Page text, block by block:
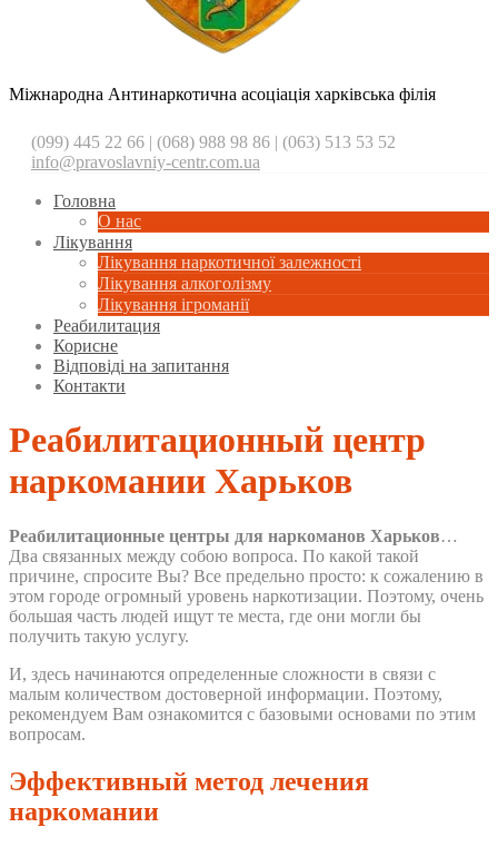
Міжнародна Антинаркотична асоціація харківська філія
(099) 445 22 66 | (068) 988 98 86 | (063) 513 53 52
info@pravoslavniy-centr.com.ua
Головна
О нас
Лікування
Лікування наркотичної залежності
Лікування алкоголізму
Лікування ігроманії
Реабилитация
Корисне
Відповіді на запитання
Контакти
Реабилитационный центр
наркомании Харьков
Реабилитационные центры для наркоманов Харьков…
Два связанных между собою вопроса. По какой такой
причине, спросите Вы? Все предельно просто: к сожалению в
этом городе огромный уровень наркотизации. Поэтому, очень
большая часть людей ищут те места, где они могли бы
получить такую услугу.
И, здесь начинаются определенные сложности в связи с
малым количеством достоверной информации. Поэтому,
рекомендуем Вам ознакомится с базовыми основами по этим
вопросам.
Эффективный метод лечения
наркомании